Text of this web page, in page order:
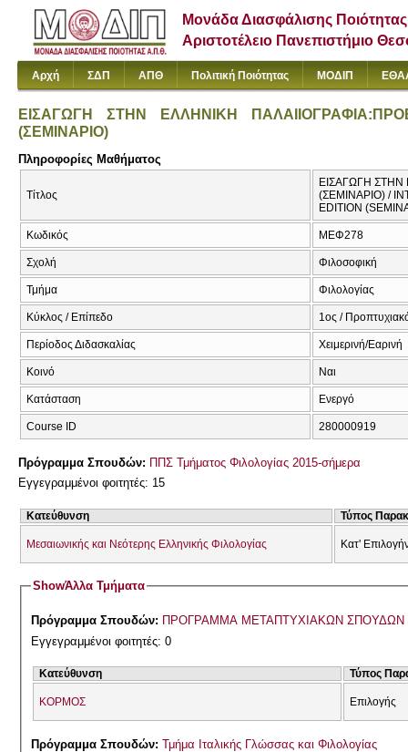
Μονάδα Διασφάλισης Ποιότητας
Αριστοτέλειο Πανεπιστήμιο
Αρχή ΣΔΠ ΑΠΘ Πολιτική Ποιότητας ΜΟΔΙΠ
ΕΙΣΑΓΩΓΗ ΣΤΗΝ ΕΛΛΗΝΙΚΗ
(ΣΕΜΙΝΑΡΙΟ)
Πληροφορίες Μαθήματος
Τίτλος
ΕΙΣΑΓΩΓΗ
(ΣΕΜΙΝΑΡΙΟ) /
EDITION
Κωδικός ΜΕΦ278
Σχολή Φιλοσοφική
Τμήμα Φιλολογίας
Κύκλος / Επίπεδο 1ος /
Περίοδος Διδασκαλίας Χειμερινή/Εαρινή
Κοινό Ναι
Κατάσταση Ενεργό
Course ID 280000919
Πρόγραμμα Σπουδών: ΠΠΣ Τμήματος Φιλολογίας 2015-σήμερα
Εγγεγραμμένοι φοιτητές: 15
Κατεύθυνση Τύπος
Μεσαιωνικής και Νεότερης Ελληνικής Φιλολογίας Κατ'
ShowΆλλα Τμήματα
Πρόγραμμα Σπουδών: ΠΡΟΓΡΑΜΜΑ ΜΕΤΑΠΤΥΧΙΑΚΩΝ ΣΠΟΥΔΩΝ
Εγγεγραμμένοι φοιτητές: 0
Κατεύθυνση Τύπος
ΚΟΡΜΟΣ Επιλογής
Πρόγραμμα Σπουδών:Τμήμα Ιταλικής Γλώσσας και Φιλολογίας